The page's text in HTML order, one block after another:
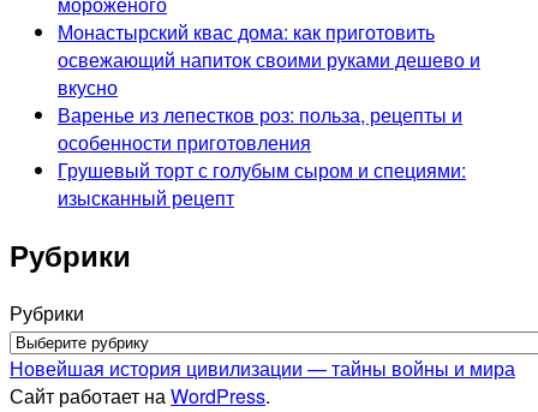
Монастырский квас дома: как приготовить
освежающий напиток своими руками дешево и
вкусно
Варенье из лепестков роз: польза, рецепты и
особенности приготовления
Грушевый торт с голубым сыром и специями:
изысканный рецепт
Рубрики
Рубрики
Новейшая история цивилизации — тайны войны и мира
Сайт работает наWordPress.